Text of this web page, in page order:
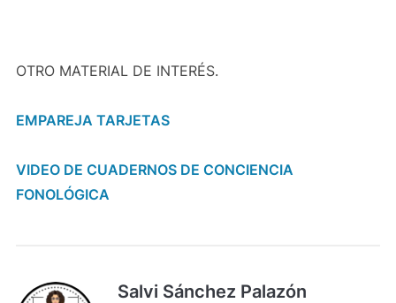
OTRO MATERIAL DE INTERÉS.
EMPAREJA TARJETAS
VIDEO DE CUADERNOS DE CONCIENCIA
FONOLÓGICA
Salvi Sánchez Palazón